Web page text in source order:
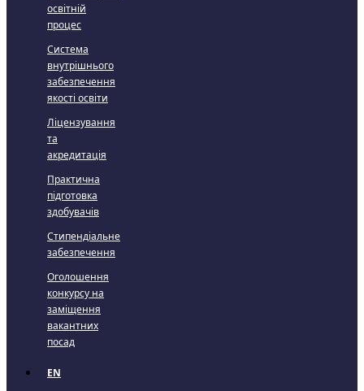
освітній
процес
Система
внутрішнього
забезпечення
якості освіти
Ліцензування
та
акредитація
Практична
підготовка
здобувачів
Стипендіальне
забезпечення
Оголошення
конкурсу на
заміщення
вакантних
посад
EN